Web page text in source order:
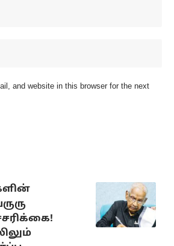
and website in this browser for the next